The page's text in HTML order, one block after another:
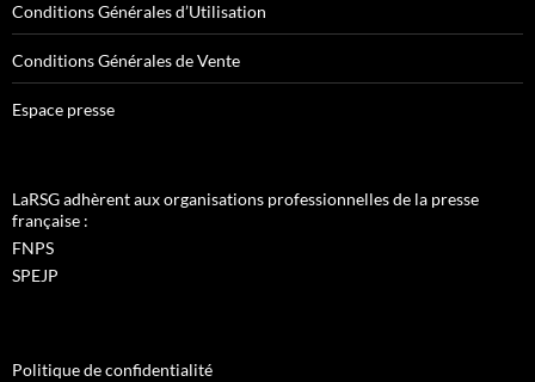
Conditions Générales d’Utilisation
Conditions Générales de Vente
Espace presse
LaRSG adhèrent aux organisations professionnelles de la presse
française :
FNPS
SPEJP
Politique de confidentialité